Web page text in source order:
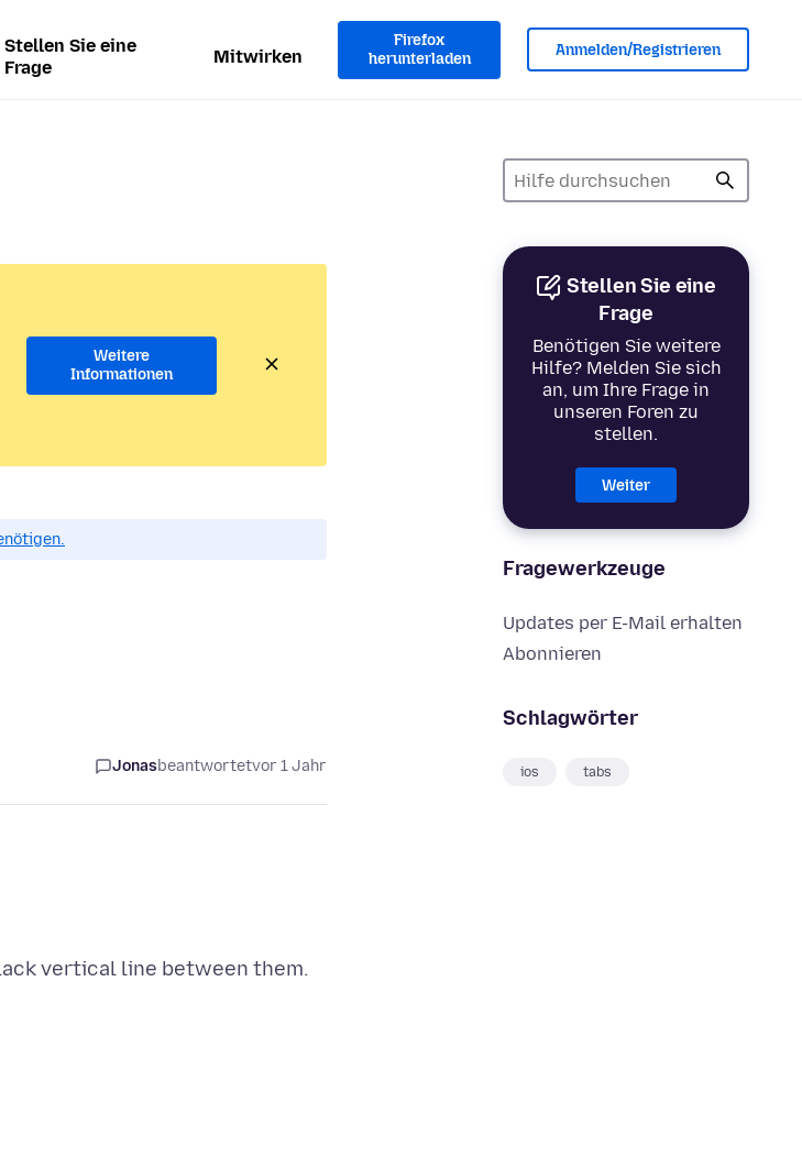
Stellen Sie eine
Frage
Mitwirken
Firefox
herunterladen
Anmelden/Registrieren
Stellen Sie eine
Frage
Benötigen Sie weitere
Hilfe? Melden Sie sich
an, um Ihre Frage in
unseren Foren zu
stellen.
Weiter
Fragewerkzeuge
Updates per E-Mail erhalten
Abonnieren
Schlagwörter
ios tabs
Weitere
Informationen
Jonasbeantwortetvor 1 Jahr
vertical line between them.